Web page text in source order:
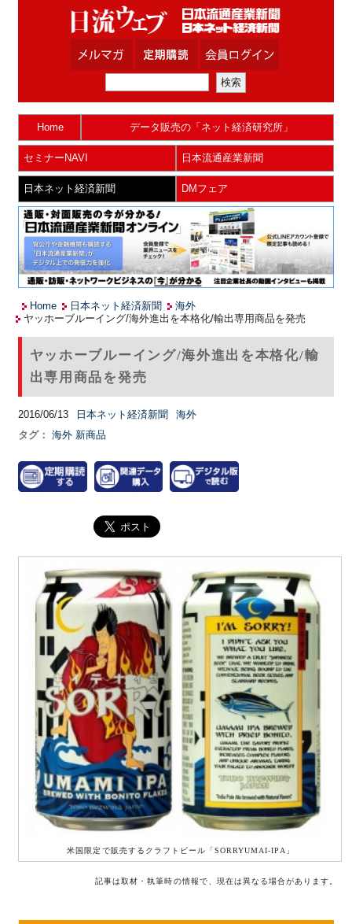
Home データ販売の「ネット経済研究所」
セミナーNAVI 日本流通産業新聞
日本ネット経済新聞 DMフェア
Home 日本ネット経済新聞
海外
ヤッホーブルーイング/海外進出を本格化/輸出専用商品を発売
ヤッホーブルーイング/海外進出を本格化/輸
出専用商品を発売
2016/06/13 日本ネット経済新聞
海外
タグ： 海外 新商品
米国限定で販売するクラフトビール「SORRYUMAI-IPA」
記事は取材・執筆時の情報で、現在は異なる場合があります。